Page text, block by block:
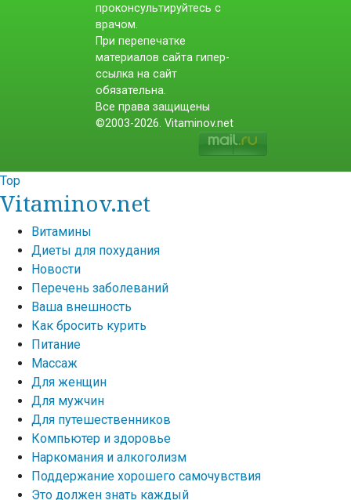
проконсультируйтесь с
врачом.
При перепечатке
материалов сайта гипер-
ссылка на сайт
обязательна.
Все права защищены
©2003-2026. Vitaminov.net
Top
Vitaminov.net
Витамины
Диеты для похудания
Новости
Перечень заболеваний
Ваша внешность
Как бросить курить
Питание
Массаж
Для женщин
Для мужчин
Для путешественников
Компьютер и здоровье
Наркомания и алкоголизм
Поддержание хорошего самочувствия
Это должен знать каждый